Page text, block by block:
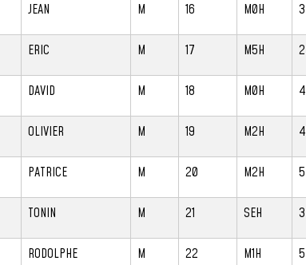
JEAN M 16 M0H 3
ERIC M 17 M5H 2
DAVID M 18 M0H 4
OLIVIER M 19 M2H 4
PATRICE M 20 M2H 5
TONIN M 21 SEH 3
RODOLPHE M 22 M1H 5